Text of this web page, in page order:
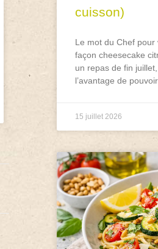
cuisson)
Le mot du Chef
façon cheesecake
un repas de fin
l’avantage de pouvoir
15 juillet 2026